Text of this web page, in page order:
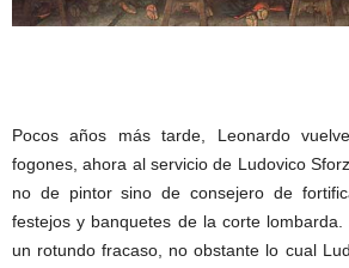
Pocos años más tarde, Leonardo
fogones, ahora al servicio de Ludovico
no de pintor sino de consejero de
festejos y banquetes de la corte
un rotundo fracaso, no obstante lo cual